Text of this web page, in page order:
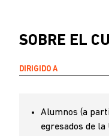
SOBRE EL
DIRIGIDO A
Alumnos (a
egresados de la